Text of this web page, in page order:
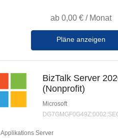
ab 0,00 € / Monat
Pläne anzeigen
BizTalk Server
(Nonprofit)
Microsoft
Applikations Server